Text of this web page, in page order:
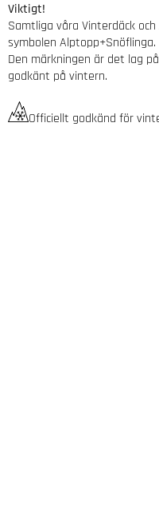
Viktigt!
Samtliga våra Vinterdäck
symbolen Alptopp+Snöflinga.
Den märkningen är det lag
godkänt på vintern.
Officiellt godkänd för